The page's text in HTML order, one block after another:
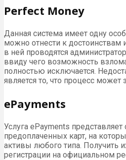
Perfect Money
Данная система имеет одну
можно отнести к достоинствам
в ней проводятся
ввиду чего возможность
полностью исключается.
является то, что процесс может
ePayments
Услуга ePayments представляет
предоплаченных карт, на
активы любого типа. Получить
регистрации на официальном